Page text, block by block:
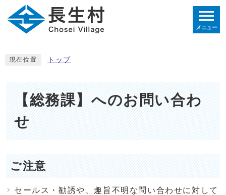
メニュー
現在位置 トップ
【総務課】へのお問い合わ
せ
ご注意
セールス・勧誘や、趣旨不明な問い合わせに対して